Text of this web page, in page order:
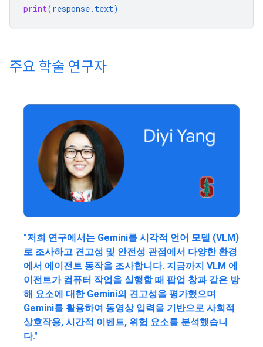
print(response. text)
주요 학술 연구자
"저희 연구에서는 Gemini를 시각적 언어 모델 (VLM)
로 조사하고 견고성 및 안전성 관점에서 다양한 환경
에서 에이전트 동작을 조사합니다. 지금까지 VLM 에
이전트가 컴퓨터 작업을 실행할 때 팝업 창과 같은 방
해 요소에 대한 Gemini의 견고성을 평가했으며
Gemini를 활용하여 동영상 입력을 기반으로 사회적
상호작용, 시간적 이벤트, 위험 요소를 분석했습니
다."